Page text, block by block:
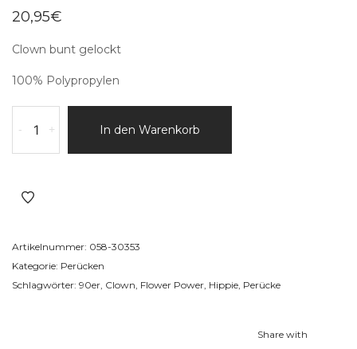
20,95€
Clown bunt gelockt
100% Polypropylen
- + In den Warenkorb
Artikelnummer: 058-30353
Kategorie: Perücken
Schlagwörter: 90er, Clown, Flower Power, Hippie, Perücke
Share with